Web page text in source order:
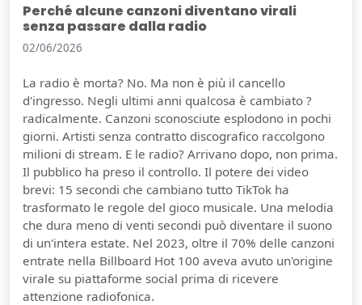
Perché alcune canzoni diventano virali
senza passare dalla radio
02/06/2026
La radio è morta? No. Ma non è più il cancello
d'ingresso. Negli ultimi anni qualcosa è cambiato ?
radicalmente. Canzoni sconosciute esplodono in pochi
giorni. Artisti senza contratto discografico raccolgono
milioni di stream. E le radio? Arrivano dopo, non prima.
Il pubblico ha preso il controllo. Il potere dei video
brevi: 15 secondi che cambiano tutto TikTok ha
trasformato le regole del gioco musicale. Una melodia
che dura meno di venti secondi può diventare il suono
di un'intera estate. Nel 2023, oltre il 70% delle canzoni
entrate nella Billboard Hot 100 aveva avuto un'origine
virale su piattaforme social prima di ricevere
attenzione radiofonica.